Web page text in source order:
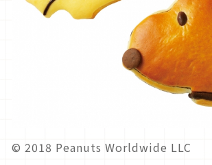
© 2018 Peanuts Worldwide LLC